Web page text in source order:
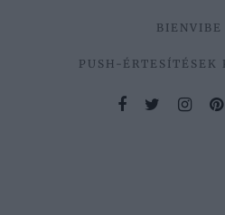
BIENVIBE
PUSH-ÉRTESÍTÉSEK